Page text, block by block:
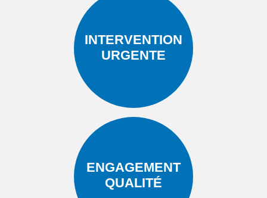
INTERVENTION
URGENTE
ENGAGEMENT
QUALITÉ